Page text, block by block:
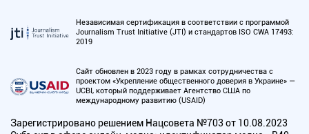
Независимая сертификация в соответствии с программой
Journalism Trust Initiative (JTI) и стандартов ISO CWA 17493:
2019
Сайт обновлен в 2023 году в рамках сотрудничества с
проектом «Укрепление общественного доверия в Украине» —
UCBI, который поддерживает Агентство США по
международному развитию (USAID)
Зарегистрировано решением Нацсовета №703 от 10.08.2023